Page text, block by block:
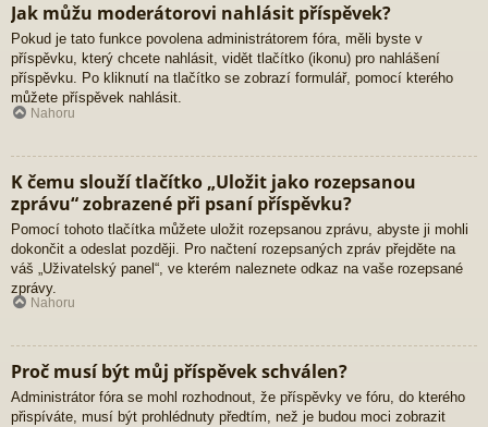
Jak můžu moderátorovi nahlásit příspěvek?
Pokud je tato funkce povolena administrátorem fóra, měli byste v
příspěvku, který chcete nahlásit, vidět tlačítko (ikonu) pro nahlášení
příspěvku. Po kliknutí na tlačítko se zobrazí formulář, pomocí kterého
můžete příspěvek nahlásit.
Nahoru
K čemu slouží tlačítko „Uložit jako rozepsanou
zprávu“ zobrazené při psaní příspěvku?
Pomocí tohoto tlačítka můžete uložit rozepsanou zprávu, abyste ji mohli
dokončit a odeslat později. Pro načtení rozepsaných zpráv přejděte na
váš „Uživatelský panel“, ve kterém naleznete odkaz na vaše rozepsané
zprávy.
Nahoru
Proč musí být můj příspěvek schválen?
Administrátor fóra se mohl rozhodnout, že příspěvky ve fóru, do kterého
přispíváte, musí být prohlédnuty předtím, než je budou moci zobrazit